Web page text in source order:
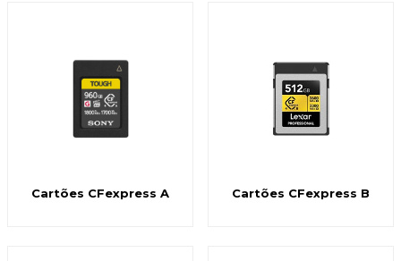
Cartões CFexpress A Cartões CFexpress B